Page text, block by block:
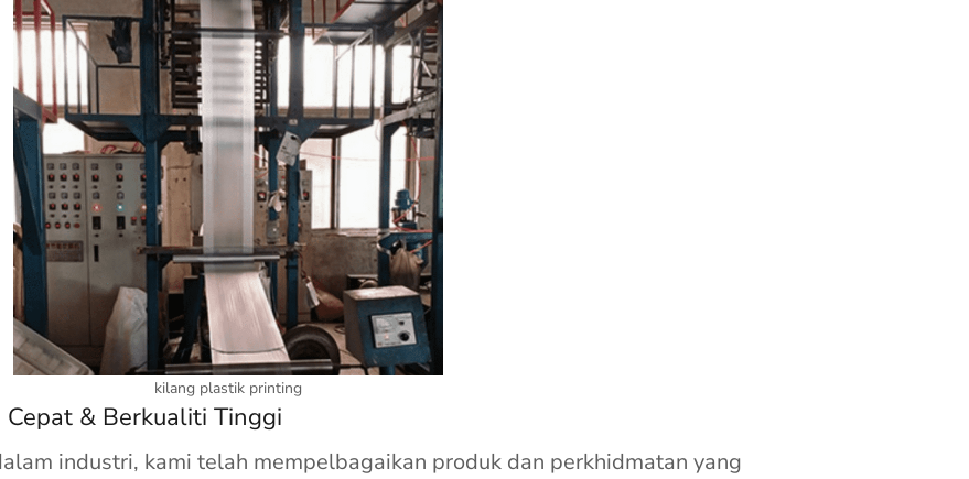
kilang plastik printing
& Berkualiti Tinggi
industri, kami telah mempelbagaikan produk dan perkhidmatan yang